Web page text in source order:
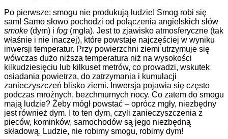
Po pierwsze: smogu nie produkują ludzie! Smog robi się
sam! Samo słowo pochodzi od połączenia angielskich słów
smoke (dym) i fog (mgła). Jest to zjawisko atmosferyczne (tak
właśnie i nie inaczej), które powstaje najczęściej w wyniku
inwersji temperatur. Przy powierzchni ziemi utrzymuje się
wówczas dużo niższa temperatura niż na wysokości
kilkudziesięciu lub kilkuset metrów, co prowadzi, wskutek
osiadania powietrza, do zatrzymania i kumulacji
zanieczyszczeń blisko ziemi. Inwersja pojawia się często
podczas mroźnych, bezchmurnych nocy. Co zatem do smogu
mają ludzie? Żeby mógł powstać – oprócz mgły, niezbędny
jest również dym. I to ten dym, czyli zanieczyszczenia z
pieców, kominków, samochodów są jego niezbędną
składową. Ludzie, nie robimy smogu, robimy dym!